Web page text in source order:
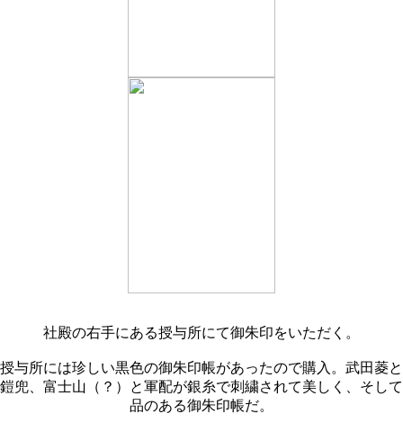
社殿の右手にある授与所にて御朱印をいただく。
授与所には珍しい黒色の御朱印帳があったので購入。武田菱と
鎧兜、富士山（？）と軍配が銀糸で刺繍されて美しく、そして
品のある御朱印帳だ。